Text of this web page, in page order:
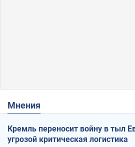
Мнения
Кремль переносит войну в тыл
угрозой критическая логистика